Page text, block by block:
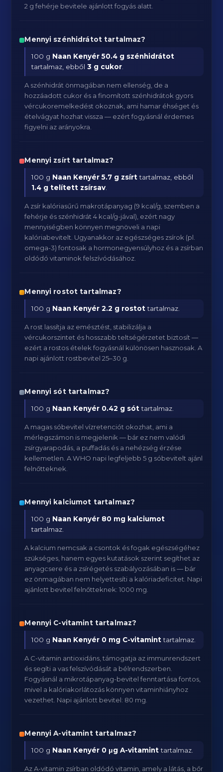
2 g fehérje bevitele ajánlott fogyás alatt.
Mennyi szénhidrátot tartalmaz?
100 g Naan Kenyér 50.4 g szénhidrátot
tartalmaz, ebből3 g cukor
A szénhidrát önmagában nem ellenség, de a
hozzáadott cukor és a finomított szénhidrátok gyors
vércukoremelkedést okoznak, ami hamar éhséget és
ételvágyat hozhat vissza — ezért fogyásnál érdemes
figyelni az arányokra.
Mennyi zsírt tartalmaz?
100 g Naan Kenyér 5.7 g zsírttartalmaz, ebből
1.4 g telített zsírsav
A zsír kalóriasűrű makrotápanyag (9 kcal/g, szemben a
fehérje és szénhidrát 4 kcal/g-jával), ezért nagy
mennyiségben könnyen megnöveli a napi
kalóriabevitelt. Ugyanakkor az egészséges zsírok (pl.
omega-3) fontosak a hormonegyensúlyhoz és a zsírban
oldódó vitaminok felszívódásához.
Mennyi rostot tartalmaz?
100 g Naan Kenyér 2.2 g rostottartalmaz.
A rost lassítja az emésztést, stabilizálja a
vércukorszintet és hosszabb teltségérzetet biztosít —
ezért a rostos ételek fogyásnál különösen hasznosak. A
napi ajánlott rostbevitel 25–30 g.
Mennyi sót tartalmaz?
100 g Naan Kenyér 0.42 g sóttartalmaz.
A magas sóbevitel vízretenciót okozhat, ami a
mérlegszámon is megjelenik — bár ez nem valódi
zsírgyarapodás, a puffadás és a nehézség érzése
kellemetlen. A WHO napi legfeljebb 5 g sóbevitelt ajánl
felnőtteknek.
Mennyi kalciumot tartalmaz?
100 g Naan Kenyér 80 mg kalciumot
tartalmaz.
A kalcium nemcsak a csontok és fogak egészségéhez
szükséges, hanem egyes kutatások szerint segíthet az
anyagcsere és a zsírégetés szabályozásában is — bár
ez önmagában nem helyettesíti a kalóriadeficitet. Napi
ajánlott bevitel felnőtteknek: 1000 mg.
Mennyi C-vitamint tartalmaz?
100 g Naan Kenyér 0 mg C-vitaminttartalmaz.
A C-vitamin antioxidáns, támogatja az immunrendszert
és segíti a vas felszívódását a bélrendszerben.
Fogyásnál a mikrotápanyag-bevitel fenntartása fontos,
mivel a kalóriakorlátozás könnyen vitaminhiányhoz
vezethet. Napi ajánlott bevitel: 80 mg.
Mennyi A-vitamint tartalmaz?
100 g Naan Kenyér 0 μg A-vitaminttartalmaz.
Az A-vitamin zsírban oldódó vitamin, amely a látás, a bőr